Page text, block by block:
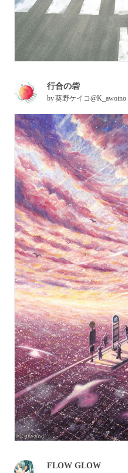
行合の砦
by葵野ケイコ@K_awoino
FLOW GLOW